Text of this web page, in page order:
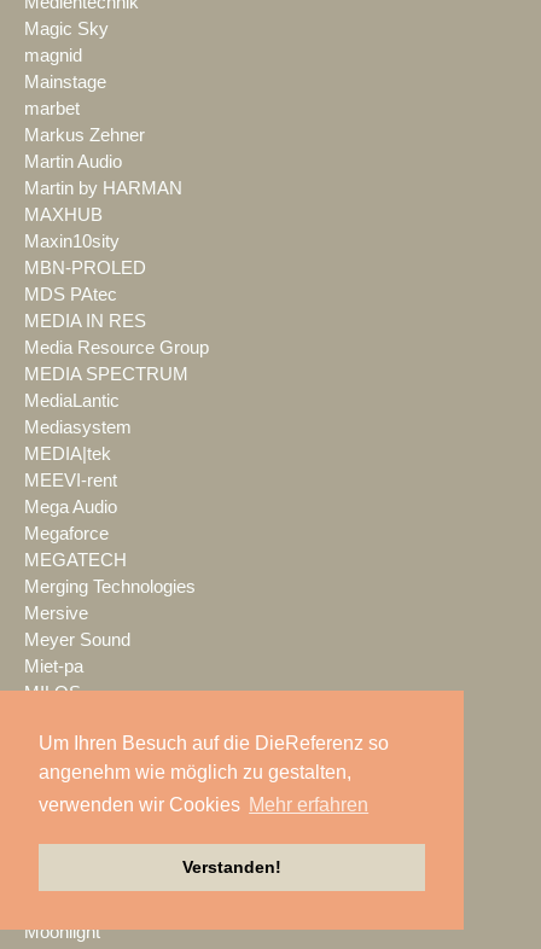
Um Ihren Besuch auf die DieReferenz so
angenehm wie möglich zu gestalten,
verwenden wir Cookies Mehr erfahren
Verstanden!
Magic Sky
magnid
Mainstage
marbet
Markus Zehner
Martin Audio
Martin by HARMAN
MAXHUB
Maxin10sity
MBN-PROLED
MDS PAtec
MEDIA IN RES
Media Resource Group
MEDIA SPECTRUM
MediaLantic
Mediasystem
MEDIA|tek
MEEVI-rent
Mega Audio
Megaforce
MEGATECH
Merging Technologies
Mersive
Meyer Sound
Miet-pa
MILOS
MisterMaster
Mitsubishi Electric
MKM Event Show Technik
Moonlight